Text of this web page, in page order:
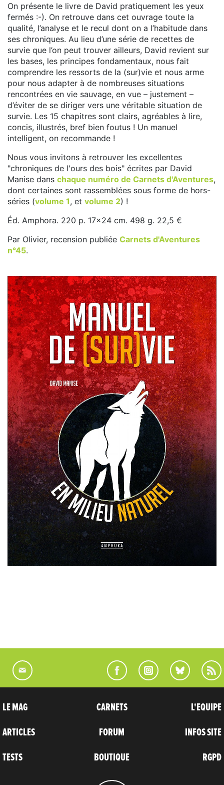
On présente le livre de David pratiquement les yeux
fermés :-). On retrouve dans cet ouvrage toute la
qualité, l’analyse et le recul dont on a l’habitude dans
ses chroniques. Au lieu d’une série de recettes de
survie que l’on peut trouver ailleurs, David revient sur
les bases, les principes fondamentaux, nous fait
comprendre les ressorts de la (sur)vie et nous arme
pour nous adapter à de nombreuses situations
rencontrées en vie sauvage, en vue – justement –
d’éviter de se diriger vers une véritable situation de
survie. Les 15 chapitres sont clairs, agréables à lire,
concis, illustrés, bref bien foutus ! Un manuel
intelligent, on recommande !
Nous vous invitons à retrouver les excellentes
"chroniques de l'ours des bois" écrites par David
Manise dans chaque numéro de Carnets d'Aventures,
dont certaines sont rassemblées sous forme de hors-
séries (volume 1, et volume 2) !
Éd. Amphora. 220 p. 17x24 cm. 498 g. 22,5 €
Par Olivier, recension publiée Carnets d'Aventures
n°45.
LE MAG
ARTICLES
TESTS
CARNETS
FORUM
BOUTIQUE
L'EQUIPE
INFOS SITE
RGPD